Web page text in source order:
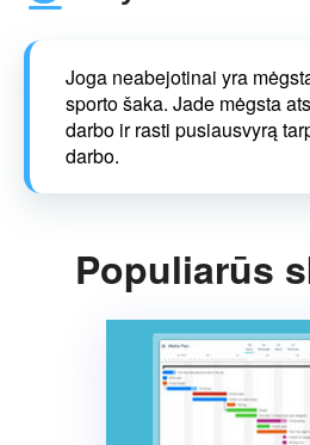
Joga neabejotinai yra
sporto šaka. Jade mėgsta
darbo ir rasti pusiausvyrą
darbo.
Populiarūs